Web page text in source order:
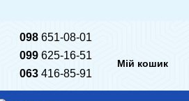
098 651-08-01
099 625-16-51
063 416-85-91
Мій кошик